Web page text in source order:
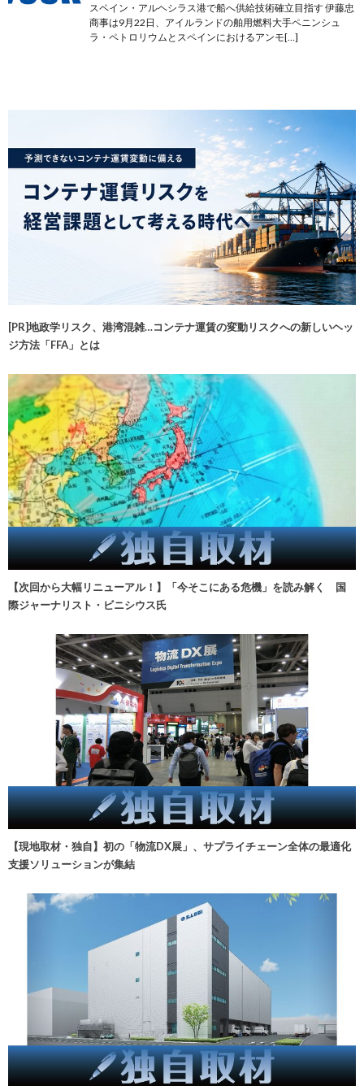
スペイン・アルヘシラス港で船へ供給技術確立目指す 伊藤忠
商事は9月22日、アイルランドの舶用燃料大手ペニンシュ
ラ・ペトロリウムとスペインにおけるアンモ[…]
[PR]地政学リスク、港湾混雑…コンテナ運賃の変動リスクへの新しいヘッ
ジ方法「FFA」とは
【次回から大幅リニューアル！】「今そこにある危機」を読み解く 国
際ジャーナリスト・ビニシウス氏
【現地取材・独自】初の「物流DX展」、サプライチェーン全体の最適化
支援ソリューションが集結